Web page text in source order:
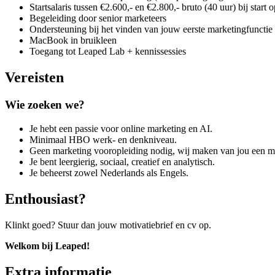
Startsalaris tussen €2.600,- en €2.800,- bruto (40 uur) bij start
Begeleiding door senior marketeers
Ondersteuning bij het vinden van jouw eerste marketingfunctie
MacBook in bruikleen
Toegang tot Leaped Lab + kennissessies
Vereisten
Wie zoeken we?
Je hebt een passie voor online marketing en AI.
Minimaal HBO werk- en denkniveau.
Geen marketing vooropleiding nodig, wij maken van jou een
Je bent leergierig, sociaal, creatief en analytisch.
Je beheerst zowel Nederlands als Engels.
Enthousiast?
Klinkt goed? Stuur dan jouw motivatiebrief en cv op.
Welkom bij Leaped!
Extra informatie